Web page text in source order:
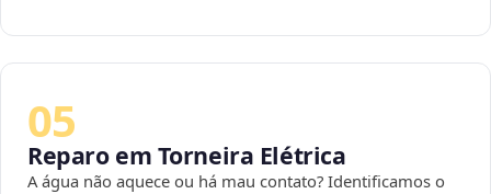
05
Reparo em Torneira Elétrica
A água não aquece ou há mau contato? Identificamos o